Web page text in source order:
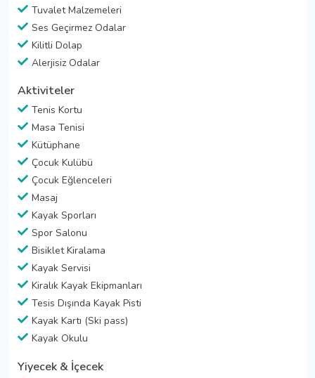
Tuvalet Malzemeleri
Ses Geçirmez Odalar
Kilitli Dolap
Alerjisiz Odalar
Aktiviteler
Tenis Kortu
Masa Tenisi
Kütüphane
Çocuk Kulübü
Çocuk Eğlenceleri
Masaj
Kayak Sporları
Spor Salonu
Bisiklet Kiralama
Kayak Servisi
Kiralık Kayak Ekipmanları
Tesis Dışında Kayak Pisti
Kayak Kartı (Ski pass)
Kayak Okulu
Yiyecek & İçecek